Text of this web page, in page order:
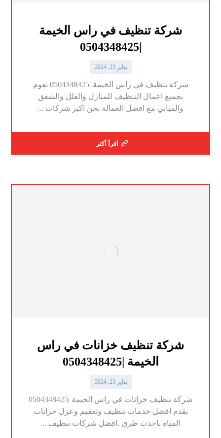
شركة تنظيف في راس الخيمة
|0504348425
يناير 23, 2024
شركة تنظيف في راس الخيمة |0504348425 نقوم
بجميع اعمال التنظيف للمنازل والفلل والشقق
والمباني مع افضل العمالة نحن اكبر شركات ...
اقرأ أكثر
شركة تنظيف خزانات في راس
الخيمة |0504348425
يناير 23, 2024
شركة تنظيف خزانات في راس الخيمة |0504348425
نقدم افضل خدمات تنظيف وتعقيم وعزل خزانات
المياة باحدث طرق ,افضل شركات تنظيف ...